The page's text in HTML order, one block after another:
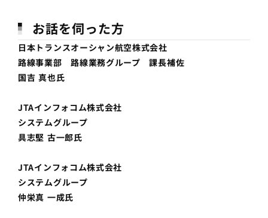
お話を伺った方
日本トランスオーシャン航空株式会社
路線事業部 路線業務グループ 課長補佐
国吉 真也氏
JTAインフォコム株式会社
システムグループ
具志堅 古一郎氏
JTAインフォコム株式会社
システムグループ
仲栄真 一成氏